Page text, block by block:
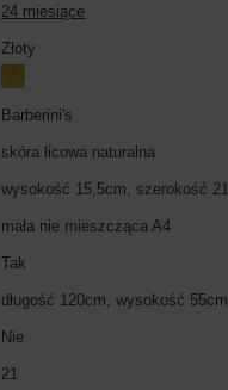
24 miesiące
Złoty
Barberini's
skóra licowa naturalna
wysokość 15,5cm, szerokość
mała nie mieszcząca A4
Tak
długość 120cm, wysokość 55cm
Nie
21